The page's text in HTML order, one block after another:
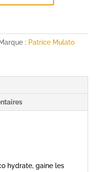
Marque : Patrice Mulato
hydrate, gaine les